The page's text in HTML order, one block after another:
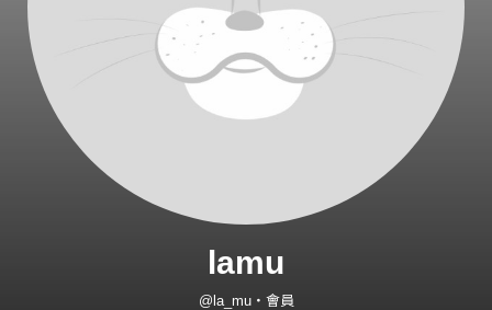
lamu
@la_mu・會員